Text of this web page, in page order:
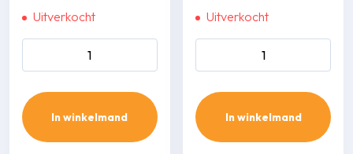
Uitverkocht
In winkelmand
Uitverkocht
In winkelmand